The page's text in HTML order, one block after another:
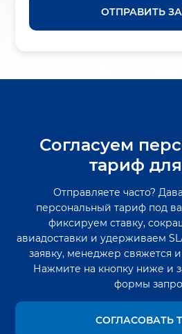
ОТПРАВИТЬ
Согласуем
тариф
Отправляете часто?
персональный тариф под
фиксируем ставку,
авиадоставки и удерживаем
заявку, менеджер свяжется и
Нажмите на кнопку ниже и
формы
СОГЛАСОВАТЬ